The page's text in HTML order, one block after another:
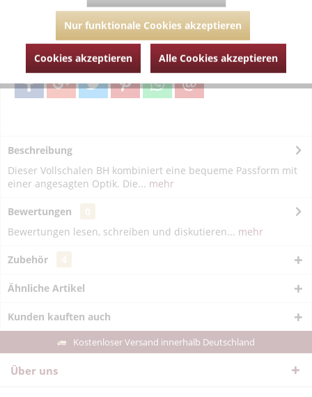
Merken Fragen zum Artikel?
Artikel-Nr.: MJ012-2361-empire-green-70-B
Beschreibung
Dieser Vollschalen BH kombiniert eine bequeme Passform mit
einer angesagten Optik. Die... mehr
Bewertungen
Bewertungen lesen, schreiben und diskutieren... mehr
Zubehör
Ähnliche Artikel
Kunden kauften auch
Kostenloser Versand innerhalb Deutschland
Über uns
Nur funktionale Cookies akzeptieren
Cookies akzeptieren Alle Cookies akzeptieren